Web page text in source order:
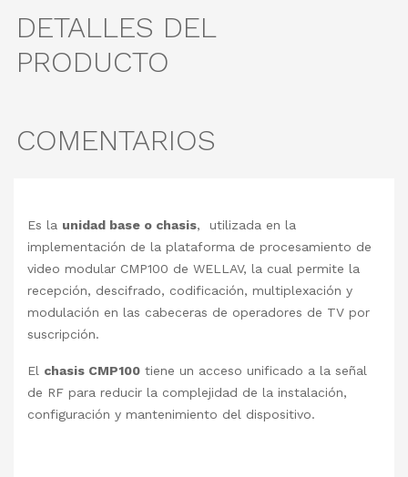
DETALLES DEL
PRODUCTO
COMENTARIOS
Es la unidad base o chasis, utilizada en la
implementación de la plataforma de procesamiento de
video modular CMP100 de WELLAV, la cual permite la
recepción, descifrado, codificación, multiplexación y
modulación en las cabeceras de operadores de TV por
suscripción.
El chasis CMP100 tiene un acceso unificado a la señal
de RF para reducir la complejidad de la instalación,
configuración y mantenimiento del dispositivo.